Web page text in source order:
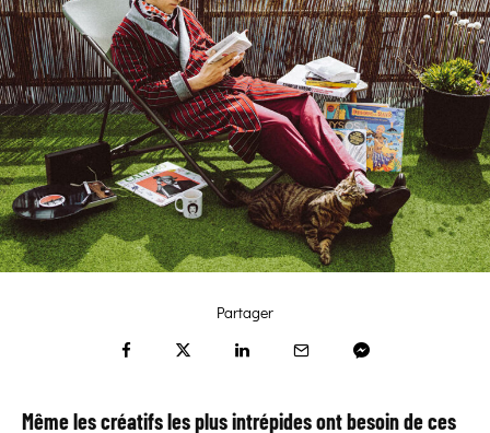
Partager
Même les créatifs les plus intrépides ont besoin de ces